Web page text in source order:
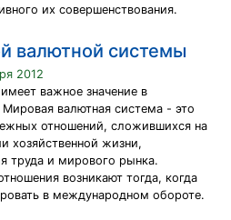
их совершенствования.
валютной системы
2012
важное значение в
валютная система - это
отношений, сложившихся на
хозяйственной жизни,
труда и мирового рынка.
возникают тогда, когда
в международном обороте.